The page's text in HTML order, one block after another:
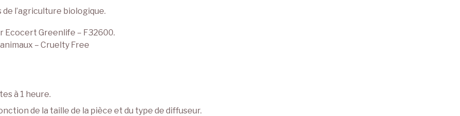
l’agriculture biologique.
Ecocert Greenlife – F32600.
– Cruelty Free
à 1 heure.
de la taille de la pièce et du type de diffuseur.